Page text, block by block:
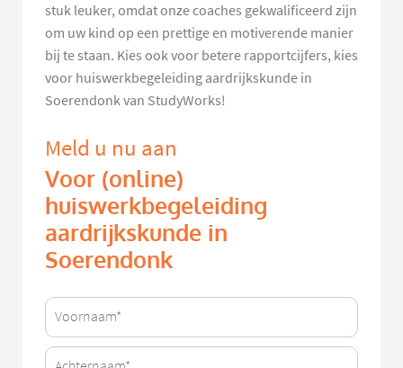
stuk leuker, omdat onze coaches gekwalificeerd zijn
om uw kind op een prettige en motiverende manier
bij te staan. Kies ook voor betere rapportcijfers, kies
voor huiswerkbegeleiding aardrijkskunde in
Soerendonk van StudyWorks!
Meld u nu aan
Voor (online)
huiswerkbegeleiding
aardrijkskunde in
Soerendonk